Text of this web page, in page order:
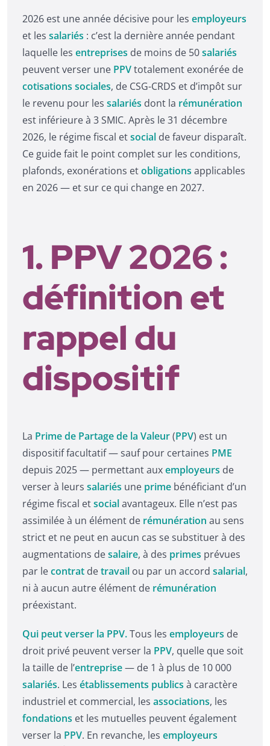
2026 est une année décisive pour les employeurs
et les salariés : c’est la dernière année pendant
laquelle les entreprises de moins de 50salariés
peuvent verser une PPVtotalement exonérée de
cotisations sociales, de CSG-CRDS et d’impôt sur
le revenu pour les salariés dont la rémunération
est inférieure à 3 SMIC. Après le 31 décembre
2026, le régime fiscal etsocial de faveur disparaît.
Ce guide fait le point complet sur les conditions,
plafonds, exonérations etobligations applicables
en 2026 — et sur ce qui change en 2027.
1. PPV 2026 :
définition et
rappel du
dispositif
La Prime de Partage de la Valeur(PPV) est un
dispositif facultatif — sauf pour certaines PME
depuis 2025 — permettant auxemployeurs de
verser à leurs salariés une prime bénéficiant d’un
régime fiscal etsocialavantageux. Elle n’est pas
assimilée à un élément de rémunération au sens
strict et ne peut en aucun cas se substituer à des
augmentations desalaire, à des primes prévues
par lecontrat detravail ou par un accord salarial,
ni à aucun autre élément de rémunération
préexistant.
Qui peut verser la PPV.Tous les employeurs de
droit privé peuvent verser la PPV, quelle que soit
la taille de l’entreprise— de 1 à plus de 10 000
salariés. Les établissements publics à caractère
industriel et commercial, les associations, les
fondations et les mutuelles peuvent également
verser la PPV. En revanche, les employeurs